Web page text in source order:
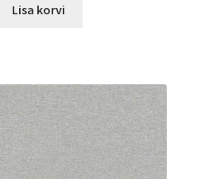
Lisa korvi